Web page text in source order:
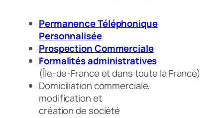
Permanence Téléphonique
Personnalisée
Prospection Commerciale
Formalités administratives
(Île-de-France et dans toute la France)
Domiciliation commerciale,
modification et
création de société